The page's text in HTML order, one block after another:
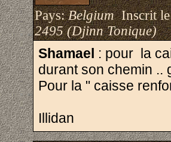
Pays:BelgiumInscrit
2495 (Djinn Tonique)
Shamael : pour la
durant son chemin ..
Pour la " caisse
Illidan